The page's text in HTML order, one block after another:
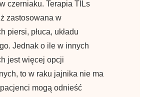
czerniaku. Terapia TILs
zastosowana w
piersi, płuca, układu
Jednak o ile w innych
jest więcej opcji
to w raku jajnika nie ma
mogą odnieść